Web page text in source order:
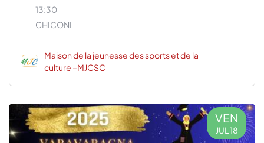
13:30
CHICONI
Maison de la jeunesse des sports et de la
culture –MJCSC
VEN
JUL 18